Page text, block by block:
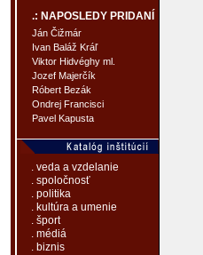
.: NAPOSLEDY PRIDANÍ
Ján Čižmár
Ivan Baláž Kráľ
Viktor Hidvéghy ml.
Jozef Majerčík
Róbert Bezák
Ondrej Francisci
Pavel Kapusta
. veda a vzdelanie
. spoločnosť
. politika
. kultúra a umenie
. šport
. médiá
. biznis